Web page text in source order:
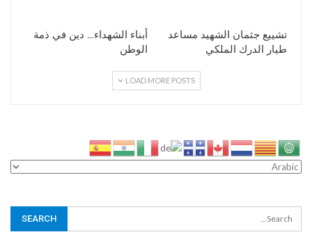
تشييع جثمان الشهيد مساعد
طيار الدرك الملكي
أبناء الشهداء… دين في ذمة
الوطن
LOAD MORE POSTS